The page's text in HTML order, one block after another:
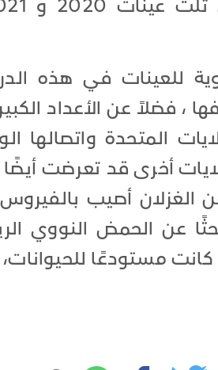
للعينات في هذه
، فضلاً عن الأعداد
المتحدة واتصالها
أخرى قد تعرضت
الغزلان أصيب
بحثًا عن الحمض النووي
كانت مستودعًا